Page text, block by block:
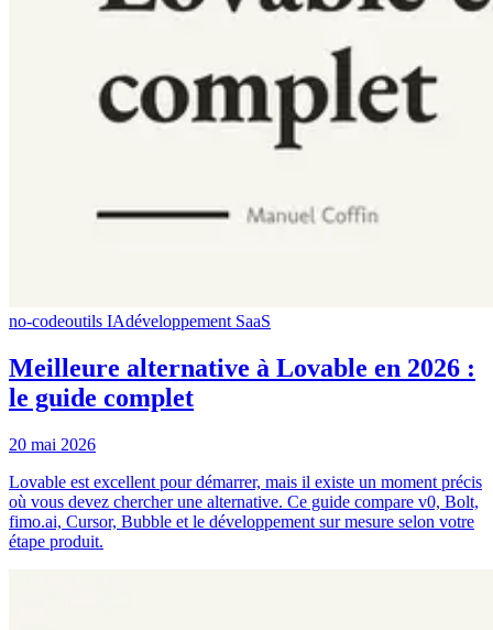
no-codeoutils IAdéveloppement SaaS
Meilleure alternative à Lovable en 2026 :
le guide complet
20 mai 2026
Lovable est excellent pour démarrer, mais il existe un moment précis
où vous devez chercher une alternative. Ce guide compare v0, Bolt,
fimo.ai, Cursor, Bubble et le développement sur mesure selon votre
étape produit.